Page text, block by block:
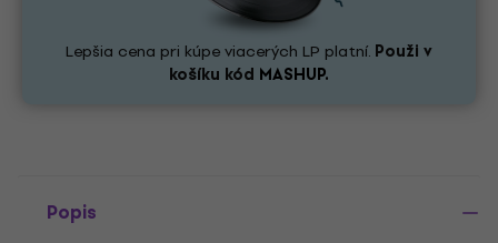
Lepšia cena pri kúpe viacerých LP platní. Použi v
košíku kód MASHUP.
Popis